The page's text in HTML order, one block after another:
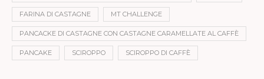
FARINA DI CASTAGNE MT CHALLENGE
PANCACKE DI CASTAGNE CON CASTAGNE CARAMELLATE AL CAFFÈ
PANCAKE SCIROPPO SCIROPPO DI CAFFÈ